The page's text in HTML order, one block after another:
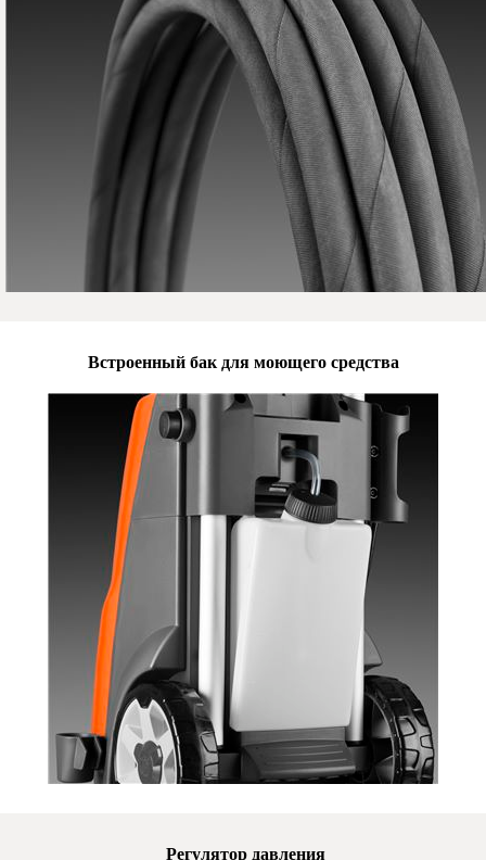
Встроенный бак для моющего средства
Регулятор давления